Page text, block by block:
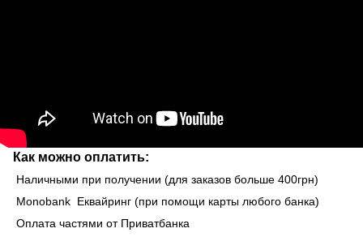
Как можно оплатить:
Наличными при получении (для заказов больше 400грн)
Monobank Еквайринг (при помощи карты любого банка)
Оплата частями от Приватбанка